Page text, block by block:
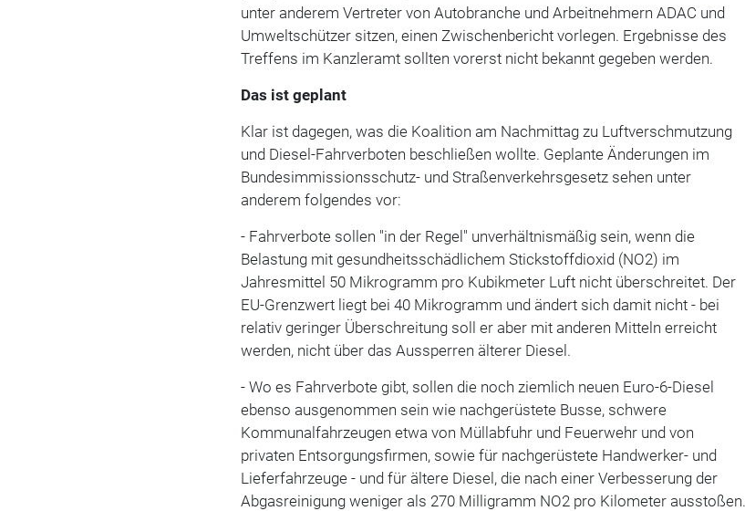
unter anderem Vertreter von Autobranche und Arbeitnehmern ADAC und
Umweltschützer sitzen, einen Zwischenbericht vorlegen. Ergebnisse des
Treffens im Kanzleramt sollten vorerst nicht bekannt gegeben werden.
Das ist geplant
Klar ist dagegen, was die Koalition am Nachmittag zu Luftverschmutzung
und Diesel-Fahrverboten beschließen wollte. Geplante Änderungen im
Bundesimmissionsschutz- und Straßenverkehrsgesetz sehen unter
anderem folgendes vor:
- Fahrverbote sollen "in der Regel" unverhältnismäßig sein, wenn die
Belastung mit gesundheitsschädlichem Stickstoffdioxid (NO2) im
Jahresmittel 50 Mikrogramm pro Kubikmeter Luft nicht überschreitet. Der
EU-Grenzwert liegt bei 40 Mikrogramm und ändert sich damit nicht - bei
relativ geringer Überschreitung soll er aber mit anderen Mitteln erreicht
werden, nicht über das Aussperren älterer Diesel.
- Wo es Fahrverbote gibt, sollen die noch ziemlich neuen Euro-6-Diesel
ebenso ausgenommen sein wie nachgerüstete Busse, schwere
Kommunalfahrzeugen etwa von Müllabfuhr und Feuerwehr und von
privaten Entsorgungsfirmen, sowie für nachgerüstete Handwerker- und
Lieferfahrzeuge - und für ältere Diesel, die nach einer Verbesserung der
Abgasreinigung weniger als 270 Milligramm NO2 pro Kilometer ausstoßen.